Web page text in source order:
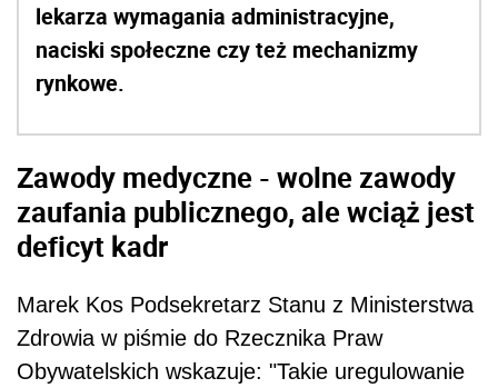
lekarza wymagania administracyjne,
naciski społeczne czy też mechanizmy
rynkowe.
Zawody medyczne - wolne zawody
zaufania publicznego, ale wciąż jest
deficyt kadr
Marek Kos Podsekretarz Stanu z Ministerstwa
Zdrowia w piśmie do Rzecznika Praw
Obywatelskich wskazuje: "Takie uregulowanie